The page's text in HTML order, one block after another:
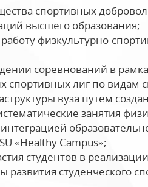
спортивных
высшего образования;
физкультурно-
соревнований в
спортивных лиг по видам
вуза путем
занятия
«Healthy Campus»;
студентов в
студенческого